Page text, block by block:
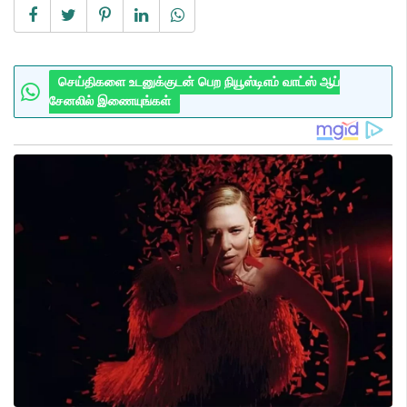
செய்திகளை உடனுக்குடன் பெற நியூஸ்டிஎம் வாட்ஸ் ஆப்
சேனலில் இணையுங்கள்